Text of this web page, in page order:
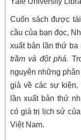
Cuốn sách được
cầu của bạn đọc,
xuất bản lần thứ
trầm và đột phá.
nguyên những
giả về các sự kiện,
lần xuất bản thứ
có giá trị lịch sử
Việt Nam.